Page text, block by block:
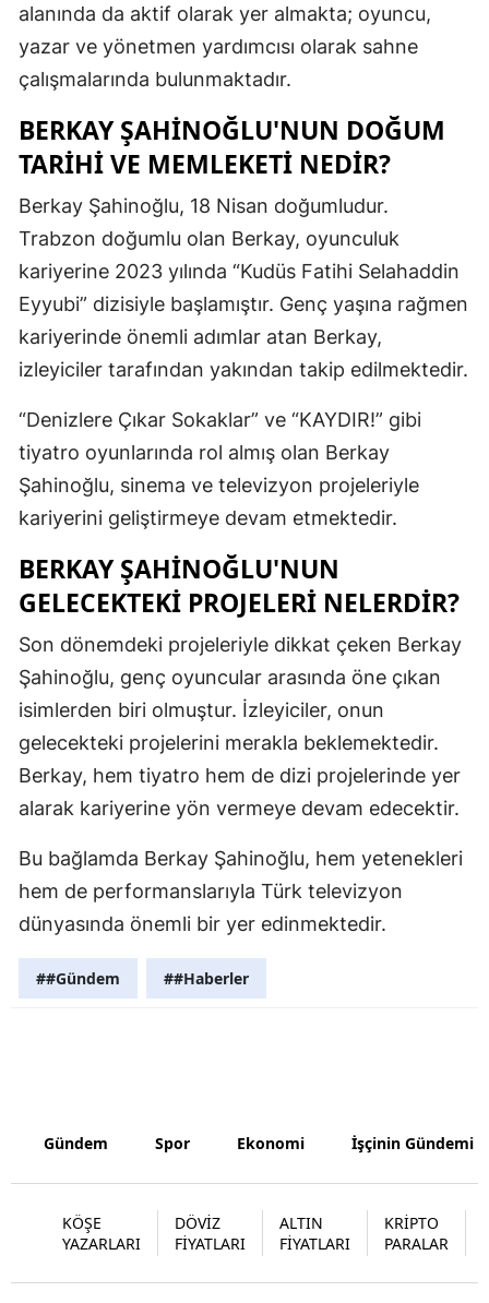
Kastamonu
Kırklareli
Konya
Kütahya
Malatya
Mardin
Niğde
Sakarya
Samsun
Siirt
Şanlıurfa
Uşak
alanında da aktif olarak yer almakta; oyuncu,
yazar ve yönetmen yardımcısı olarak sahne
çalışmalarında bulunmaktadır.
BERKAY ŞAHINOĞLU'NUN DOĞUM
TARIHI VE MEMLEKETI NEDIR?
Berkay Şahinoğlu, 18 Nisan doğumludur.
Trabzon doğumlu olan Berkay, oyunculuk
kariyerine 2023 yılında “Kudüs Fatihi Selahaddin
Eyyubi” dizisiyle başlamıştır. Genç yaşına rağmen
kariyerinde önemli adımlar atan Berkay,
izleyiciler tarafından yakından takip edilmektedir.
“Denizlere Çıkar Sokaklar” ve “KAYDIR!” gibi
tiyatro oyunlarında rol almış olan Berkay
Şahinoğlu, sinema ve televizyon projeleriyle
kariyerini geliştirmeye devam etmektedir.
BERKAY ŞAHINOĞLU'NUN
GELECEKTEKI PROJELERI NELERDIR?
Son dönemdeki projeleriyle dikkat çeken Berkay
Şahinoğlu, genç oyuncular arasında öne çıkan
isimlerden biri olmuştur. İzleyiciler, onun
gelecekteki projelerini merakla beklemektedir.
Berkay, hem tiyatro hem de dizi projelerinde yer
alarak kariyerine yön vermeye devam edecektir.
Bu bağlamda Berkay Şahinoğlu, hem yetenekleri
hem de performanslarıyla Türk televizyon
dünyasında önemli bir yer edinmektedir.
##Gündem ##Haberler
Gündem Spor Ekonomi İşçinin Gündemi
KÖŞE
YAZARLARI
DÖVİZ
FİYATLARI
ALTIN
FİYATLARI
KRİPTO
PARALAR